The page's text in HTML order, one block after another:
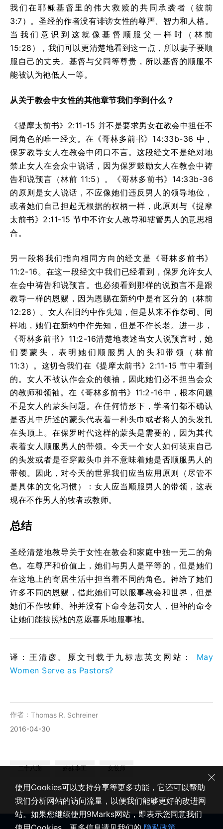
我们在耶稣基督里的伟大救赎的共同承袭者（彼前
3:7）。圣经的作者没有诽谤女性的尊严、智力和人格。
当我们意识到这就像基督顺服父一样时（林前
15:28），我们可以更清楚地看到这一点，所以妻子要顺
服自己的丈夫。基督与父同等尊贵，所以基督的顺服不
能被认为祂低人一等。
从关于教会中女性的其他章节我们学到什么？
《提摩太前书》2:11-15 并不是要求男女在教会中担任不
同角色的唯一经文。在《哥林多前书》14:33b-36 中，
保罗教导女人在教会中闭口不言。这段经文不是绝对地
禁止女人在会众中说话，因为保罗鼓励女人在教会中祷
告和说预言（林前 11:5）。《哥林多前书》14:33b-36
的原则是女人说话，不应像她们违反男人的领导地位，
或者她们自己担起无根据的权柄一样，此原则与《提摩
太前书》2:11-15 节中不许女人教导和辖管男人的意思相
合。
另一段将我们指向相同方向的经文是《哥林多前书》
11:2-16。在这一段经文中我们已经看到，保罗允许女人
在会中祷告和说预言。也必须看到那样的说预言不是跟
教导一样的恩赐，因为恩赐在新约中是有区分的（林前
12:28）。女人在旧约中作先知，但是从来不作祭司。同
样地，她们在新约中作先知，但是不作长老。进一步，
《哥林多前书》11:2-16清楚地表述当女人说预言时，她
们要蒙头，表明她们顺服男人的头和带领（林前
11:3）。这切合我们在《提摩太前书》2:11-15 节中看到
的。女人不被认作会众的领袖，因此她们必不担当会众
的教师和领袖。在《哥林多前书》11:2-16中，根本问题
不是女人的蒙头问题。在任何情形下，学者们都不确认
是否其中所述的蒙头代表着一种头巾或者将人的头发扎
在头顶上。在保罗时代这样的蒙头是需要的，因为其代
表着女人顺服男人的带领。今天一个女人如何装束自己
的头发或者是否穿戴头巾并不意味着她是否顺服男人的
带领。因此，对今天的世界我们应当应用原则（尽管不
是具体的文化习惯）：女人应当顺服男人的带领，这表
现在不作男人的牧者或教师。
总结
圣经清楚地教导关于女性在教会和家庭中独一无二的角
色。在尊严和价值上，她们与男人是平等的，但是她们
在这地上的寄居生活中担当着不同的角色。神给了她们
许多不同的恩赐，借此她们可以服事教会和世界，但是
她们不作牧师。神并没有下命令惩罚女人，但神的命令
让她们能按照祂的意愿喜乐地服事祂。
译：王清彦。原文刊载于九标志英文网站： May
Women Serve as Pastors?
作者： Thomas R. Schreiner
2016-04-30
二十八期 姊妹事工 女牧师
使用Cookies可以支持分享等更多功能，它还可以帮助
我们分析网站的访问流量，以便我们能够更好的改进网
站。如果您继续使用9Marks网站，即表示您同意我们